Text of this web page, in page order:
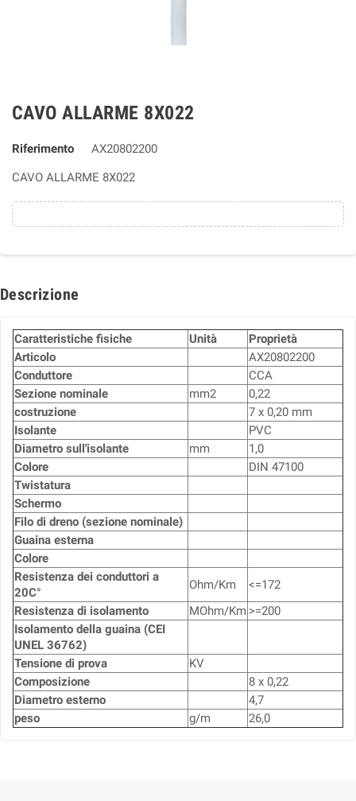
CAVO ALLARME 8X022
Riferimento
AX20802200
CAVO ALLARME 8X022
Descrizione
Caratteristiche fisiche Unità
Proprietà
Articolo
AX20802200
Conduttore
CCA
Sezione nominale
mm2
0,22
costruzione
7 x 0,20 mm
Isolante
PVC
Diametro sull'isolante
mm
1,0
Colore
DIN 47100
Twistatura
Schermo
Filo di dreno (sezione nominale)
Guaina esterna
Colore
Resistenza dei conduttori a
20C°
Ohm/Km
<=172
Resistenza di isolamento
MOhm/Km >=200
Isolamento della guaina (CEI
UNEL 36762)
Tensione di prova
KV
Composizione
8 x 0,22
Diametro esterno
4,7
peso
g/m 26,0